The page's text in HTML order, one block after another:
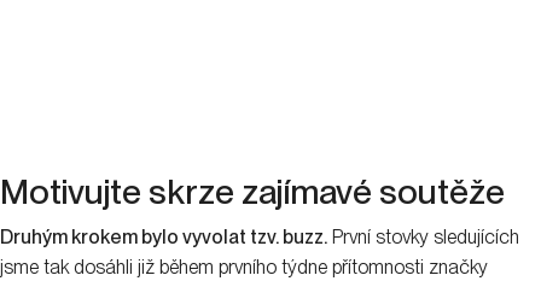
Motivujte skrze zajímavé soutěže
Druhým krokem bylo vyvolat tzv. buzz. První stovky sledujících
jsme tak dosáhli již během prvního týdne přítomnosti značky